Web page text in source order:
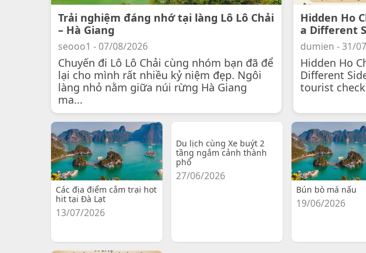
Trải nghiệm đáng nhớ tại làng Lô Lô Chải
– Hà Giang
seooo1 - 07/08/2026
Chuyến đi Lô Lô Chải cùng nhóm bạn đã để
lại cho mình rất nhiều kỷ niệm đẹp. Ngôi
làng nhỏ nằm giữa núi rừng Hà Giang
ma...
Hidden Ho
a Different
dumien - 31/
Hidden Ho
Different
tourist
Các địa điểm cắm trại hot
hit tại Đà Lạt
13/07/2026
Du lịch cùng Xe buýt 2
tầng ngắm cảnh thành
phố
27/06/2026
Bún bò má nấu
19/06/2026